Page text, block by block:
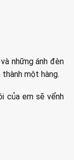
những ánh đèn
một hàng.
của em sẽ vểnh